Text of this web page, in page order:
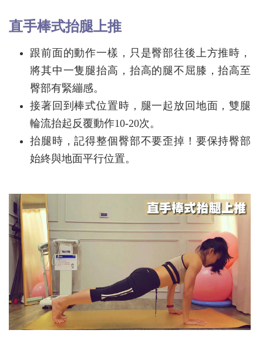
直手棒式抬腿上推
跟前面的動作一樣，只是臀部往後上方推時，
將其中一隻腿抬高，抬高的腿不屈膝，抬高至
臀部有緊繃感。
接著回到棒式位置時，腿一起放回地面，雙腿
輪流抬起反覆動作10-20次。
抬腿時，記得整個臀部不要歪掉！要保持臀部
始終與地面平行位置。